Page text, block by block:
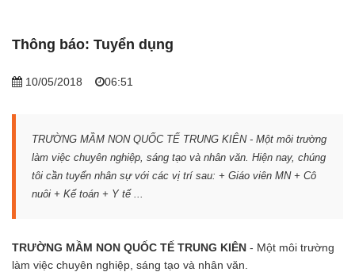
Thông báo: Tuyển dụng
10/05/2018 06:51
TRƯỜNG MẦM NON QUỐC TẾ TRUNG KIÊN - Một môi trường
làm việc chuyên nghiệp, sáng tạo và nhân văn. Hiện nay, chúng
tôi cần tuyển nhân sự với các vị trí sau: + Giáo viên MN + Cô
nuôi + Kế toán + Y tế ...
TRƯỜNG MẦM NON QUỐC TẾ TRUNG KIÊN - Một môi trường
làm việc chuyên nghiệp, sáng tạo và nhân văn.